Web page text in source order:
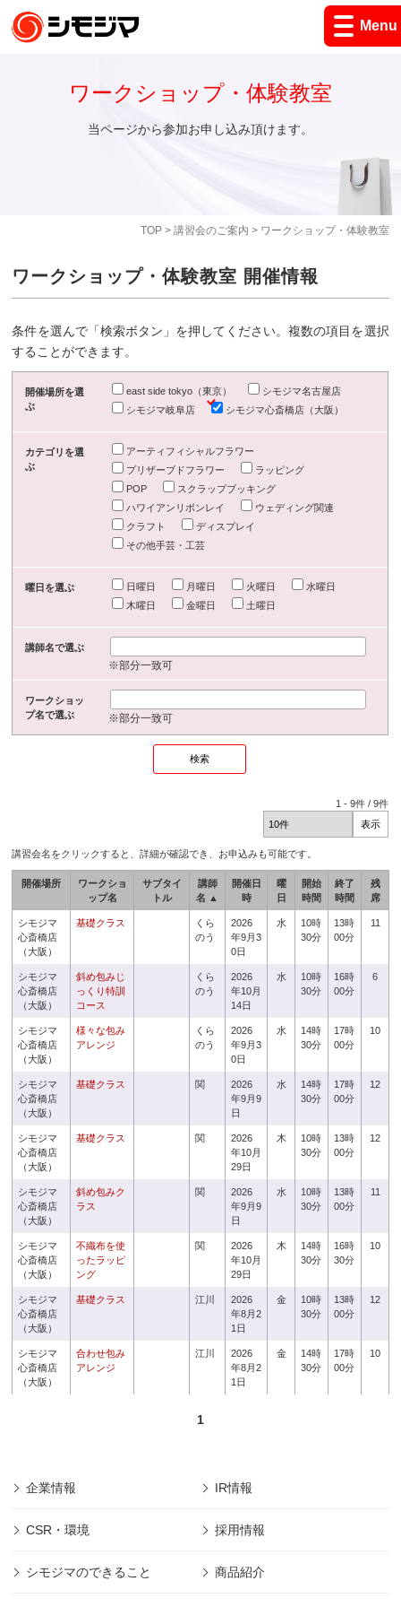
Menu
TOP> 講習会のご案内 > ワークショップ・体験教室
ワークショップ・体験教室
当ページから参加お申し込み頂けます。
ワークショップ・体験教室 開催情報
条件を選んで「検索ボタン」を押してください。複数の項目を選択
することができます。
開催場所を選
ぶ
east side tokyo（東京）
シモジマ名古屋店
シモジマ岐阜店
シモジマ心斎橋店（大阪）
カテゴリを選
ぶ
アーティフィシャルフラワー
プリザーブドフラワー
ラッピング
POP
スクラップブッキング
ハワイアンリボンレイ
ウェディング関連
クラフト
ディスプレイ
その他手芸・工芸
曜日を選ぶ 日曜日 月曜日 火曜日
水曜日
木曜日
金曜日 土曜日
講師名で選ぶ
※部分一致可
ワークショッ
プ名で選ぶ
※部分一致可
1 -9件 /9件
講習会名をクリックすると、詳細が確認でき、お申込みも可能です。
開催場所
ワークショ
ップ名
サブタイ
トル
講師
名 ▲
開催日
時
曜
日
開始
時間
終了
時間
残
席
シモジマ
心斎橋店
（大阪）
基礎クラス
くら
のう
2026
年9月3
0日
水
10時
30分
13時
00分
11
シモジマ
心斎橋店
（大阪）
斜め包みじ
っくり特訓
コース
くら
のう
2026
年10月
14日
水
10時
30分
16時
00分
6
シモジマ
心斎橋店
（大阪）
様々な包み
アレンジ
くら
のう
2026
年9月3
0日
水
14時
30分
17時
00分
10
シモジマ
心斎橋店
（大阪）
基礎クラス 関
2026
年9月9
日
水
14時
30分
17時
00分
12
シモジマ
心斎橋店
（大阪）
基礎クラス 関
2026
年10月
29日
木
10時
30分
13時
00分
12
シモジマ
心斎橋店
（大阪）
斜め包みク
ラス
関
2026
年9月9
日
水
10時
30分
13時
00分
11
シモジマ
心斎橋店
（大阪）
不織布を使
ったラッピ
ング
関
2026
年10月
29日
木
14時
30分
16時
30分
10
シモジマ
心斎橋店
（大阪）
基礎クラス 江川
2026
年8月2
1日
金
10時
30分
13時
00分
12
シモジマ
心斎橋店
（大阪）
合わせ包み
アレンジ
江川
2026
年8月2
1日
金
14時
30分
17時
00分
10
1
企業情報 IR情報
CSR・環境 採用情報
シモジマのできること 商品紹介